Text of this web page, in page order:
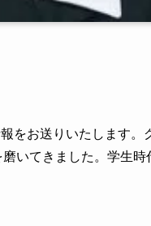
をお送りいたします。
いてきました。学生